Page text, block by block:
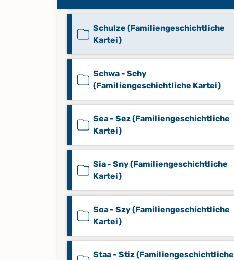
Schulze (Familiengeschichtliche
Kartei)
Schwa - Schy
(Familiengeschichtliche Kartei)
Sea - Sez (Familiengeschichtliche
Kartei)
Sia - Sny (Familiengeschichtliche
Kartei)
Soa - Szy (Familiengeschichtliche
Kartei)
Staa - Stiz (Familiengeschichtliche